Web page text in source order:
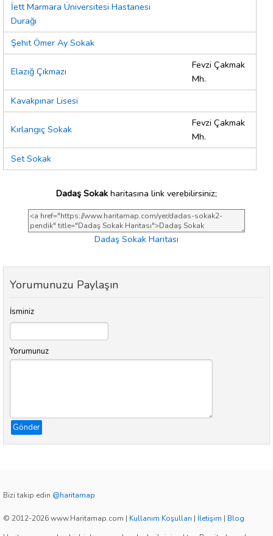
İett Marmara Üniversitesi Hastanesi
Durağı
Şehit Ömer Ay Sokak
Elazığ Çıkmazı
Fevzi Çakmak
Mh.
Kavakpınar Lisesi
Kırlangıç Sokak
Fevzi Çakmak
Mh.
Set Sokak
Dadaş Sokak haritasına link verebilirsiniz;
Dadaş Sokak Haritası
Yorumunuzu Paylaşın
İsminiz
Yorumunuz
Gönder
Bizi takip edin @haritamap
© 2012-2026 www.Haritamap.com | Kullanım Koşulları | İletişim | Blog